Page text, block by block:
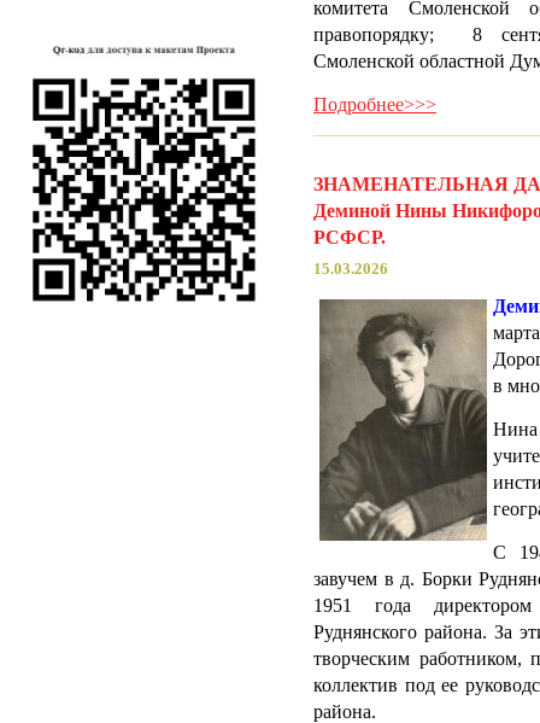
комитета Смоленской
правопорядку; 8
Смоленской областной
Подробнее>>>
ЗНАМЕНАТЕЛЬНАЯ
Деминой Нины
РСФСР.
15.03.2026
в
Нина
С
завучем в д. Борки
1951 года
Руднянского района. За
творческим работником,
коллектив под ее
района.